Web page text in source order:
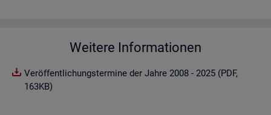
Weitere Informationen
Veröffentlichungstermine der Jahre 2008 - 2025 (PDF,
163KB)